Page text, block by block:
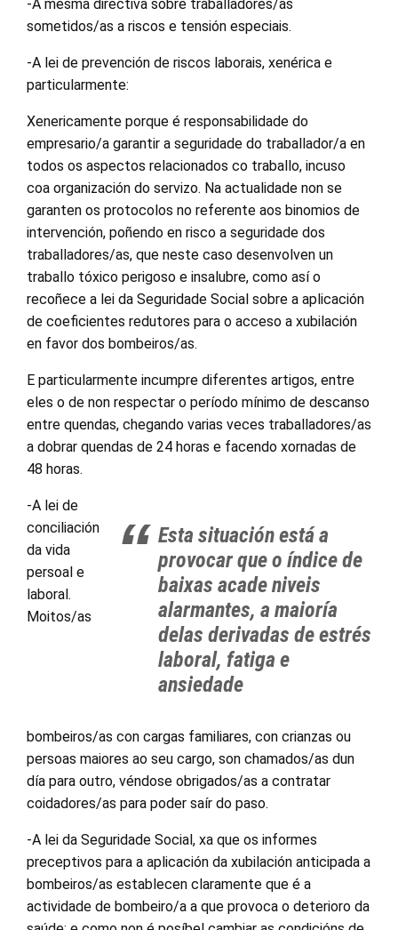
-A mesma directiva sobre traballadores/as
sometidos/as a riscos e tensión especiais.
-A lei de prevención de riscos laborais, xenérica e
particularmente:
Xenericamente porque é responsabilidade do
empresario/a garantir a seguridade do traballador/a en
todos os aspectos relacionados co traballo, incuso
coa organización do servizo. Na actualidade non se
garanten os protocolos no referente aos binomios de
intervención, poñendo en risco a seguridade dos
traballadores/as, que neste caso desenvolven un
traballo tóxico perigoso e insalubre, como así o
recoñece a lei da Seguridade Social sobre a aplicación
de coeficientes redutores para o acceso a xubilación
en favor dos bombeiros/as.
E particularmente incumpre diferentes artigos, entre
eles o de non respectar o período mínimo de descanso
entre quendas, chegando varias veces traballadores/as
a dobrar quendas de 24 horas e facendo xornadas de
48 horas.
Esta situación está a
provocar que o índice de
baixas acade niveis
alarmantes, a maioría
delas derivadas de estrés
laboral, fatiga e
ansiedade
-A lei de
conciliación
da vida
persoal e
laboral.
Moitos/as
bombeiros/as con cargas familiares, con crianzas ou
persoas maiores ao seu cargo, son chamados/as dun
día para outro, véndose obrigados/as a contratar
coidadores/as para poder saír do paso.
-A lei da Seguridade Social, xa que os informes
preceptivos para a aplicación da xubilación anticipada a
bombeiros/as establecen claramente que é a
actividade de bombeiro/a a que provoca o deterioro da